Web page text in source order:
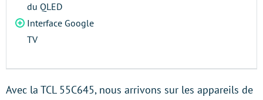
du QLED
Interface Google
TV
Avec la TCL 55C645, nous arrivons sur les appareils de